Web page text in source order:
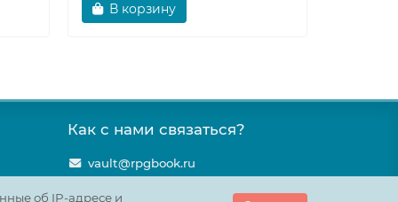
В корзину
об IP-адресе и
Как с нами связаться?
vault@rpgbook.ru